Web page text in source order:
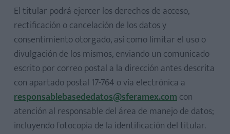
El titular podrá ejercer los derechos de acceso,
rectificación o cancelación de los datos y
consentimiento otorgado, así como limitar el uso o
divulgación de los mismos, enviando un comunicado
escrito por correo postal a la dirección antes descrita
con apartado postal 17-764 o vía electrónica a
responsablebasededatos@sferamex.comcon
atención al responsable del área de manejo de datos;
incluyendo fotocopia de la identificación del titular.